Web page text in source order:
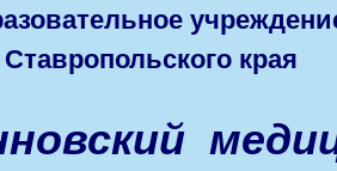
Ставропольского края